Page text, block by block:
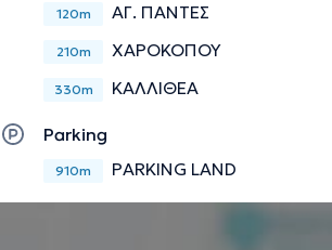
120m ΑΓ. ΠΑΝΤΕΣ
210m ΧΑΡΟΚΟΠΟΥ
330m ΚΑΛΛΙΘΕΑ
Parking
910m PARKING LAND